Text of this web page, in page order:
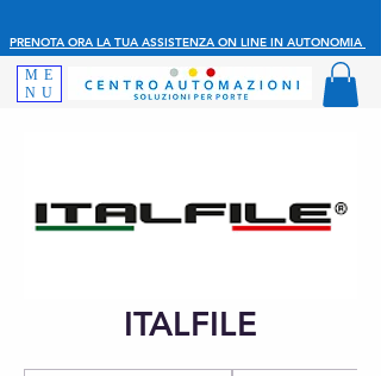
PRENOTA ORA LA TUA ASSISTENZA ON LINE IN AUTONOMIA
ME
NU
ITALFILE